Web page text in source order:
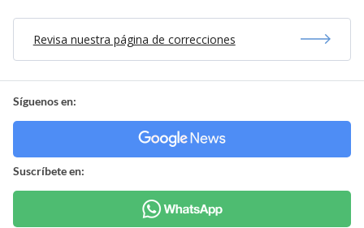
Revisa nuestra página de correcciones
Síguenos en:
Suscríbete en: